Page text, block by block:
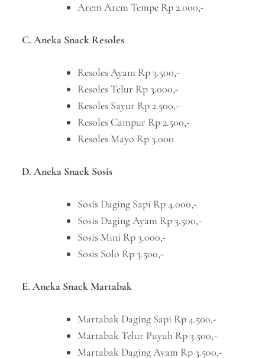
Arem Arem Tempe Rp 2.000,-
C. Aneka Snack Resoles
Resoles Ayam Rp 3.500,-
Resoles Telur Rp 3.000,-
Resoles Sayur Rp 2.500,-
Resoles Campur Rp 2.500,-
Resoles Mayo Rp 3.000
D. Aneka Snack Sosis
Sosis Daging Sapi Rp 4.000,-
Sosis Daging Ayam Rp 3.500,-
Sosis Mini Rp 3.000,-
Sosis Solo Rp 3.500,-
E. Aneka Snack Martabak
Martabak Daging Sapi Rp 4.500,-
Martabak Telur Puyuh Rp 3.500,-
Martabak Daging Ayam Rp 3.500,-